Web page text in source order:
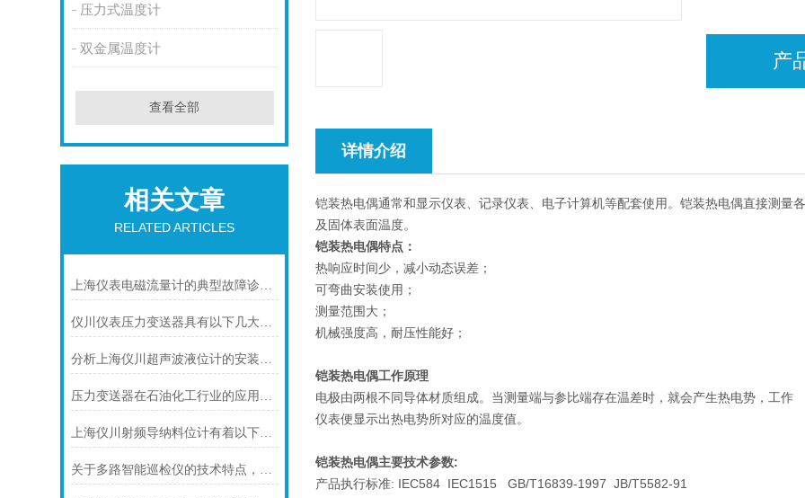
压力式温度计
双金属温度计
查看全部
相关文章
RELATED ARTICLES
上海仪表电磁流量计的典型故障诊断及处理方法
仪川仪表压力变送器具有以下几大技术特点
分析上海仪川超声波液位计的安装原理
压力变送器在石油化工行业的应用说明
上海仪川射频导纳料位计有着以下几大技术特点
关于多路智能巡检仪的技术特点，你怎么看呢？
产
详情介绍
铠装热电偶通常和显示仪表、记录仪表、电子计算机等配套使用。铠装热电偶直接测量
及固体表面温度。
铠装热电偶特点：
热响应时间少，减小动态误差；
可弯曲安装使用；
测量范围大；
机械强度高，耐压性能好；
铠装热电偶工作原理
电极由两根不同导体材质组成。当测量端与参比端存在温差时，就会产生热电势，工作
仪表便显示出热电势所对应的温度值。
铠装热电偶主要技术参数:
产品执行标准: IEC584 IEC1515 GB/T16839-1997 JB/T5582-91